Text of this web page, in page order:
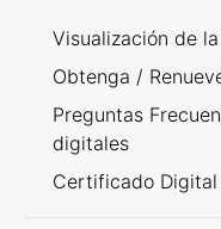
Visualización de
Obtenga /
Preguntas
digitales
Certificado